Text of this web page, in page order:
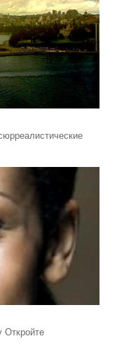
Откройте